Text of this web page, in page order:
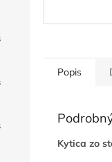
Popis
Kytica zo